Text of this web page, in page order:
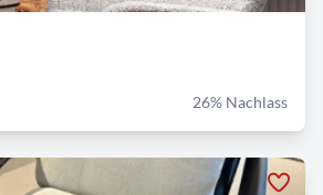
26% Nachlass